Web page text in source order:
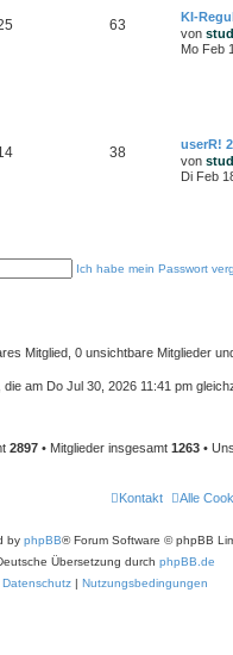
63
KI-
von
Mo Feb
38
userR!
von
Di Feb
Ich habe mein Passwort
Mitglied, 0 unsichtbare Mitglieder
die am Do Jul 30, 2026 11:41 pm
2897 • Mitglieder insgesamt 1263 •
Alle
Kontakt
by phpBB® Forum Software © phpBB
Übersetzung durch phpBB.de
Datenschutz | Nutzungsbedingungen